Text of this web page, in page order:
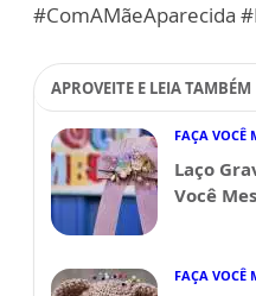
#ComAMãeAparecida
APROVEITE E LEIA TAMBÉM
FAÇA VOCÊ
Laço
Você
FAÇA VOCÊ